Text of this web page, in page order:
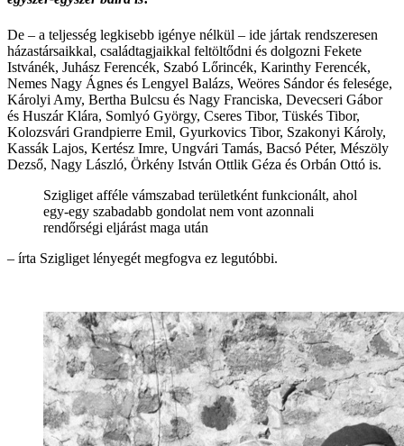
De – a teljesség legkisebb igénye nélkül – ide jártak rendszeresen
házastársaikkal, családtagjaikkal feltöltődni és dolgozni Fekete
Istvánék, Juhász Ferencék, Szabó Lőrincék, Karinthy Ferencék,
Nemes Nagy Ágnes és Lengyel Balázs, Weöres Sándor és felesége,
Károlyi Amy, Bertha Bulcsu és Nagy Franciska, Devecseri Gábor
és Huszár Klára, Somlyó György, Cseres Tibor, Tüskés Tibor,
Kolozsvári Grandpierre Emil, Gyurkovics Tibor, Szakonyi Károly,
Kassák Lajos, Kertész Imre, Ungvári Tamás, Bacsó Péter, Mészöly
Dezső, Nagy László, Örkény István Ottlik Géza és Orbán Ottó is.
Szigliget afféle vámszabad területként funkcionált, ahol
egy-egy szabadabb gondolat nem vont azonnali
rendőrségi eljárást maga után
– írta Szigliget lényegét megfogva ez legutóbbi.